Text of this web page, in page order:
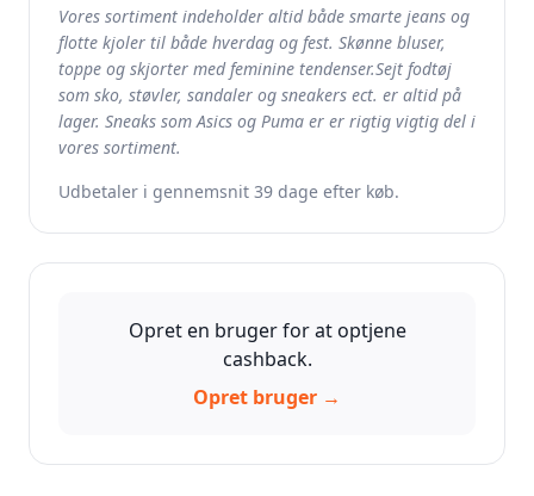
Vores sortiment indeholder altid både smarte jeans og
flotte kjoler til både hverdag og fest. Skønne bluser,
toppe og skjorter med feminine tendenser.Sejt fodtøj
som sko, støvler, sandaler og sneakers ect. er altid på
lager. Sneaks som Asics og Puma er er rigtig vigtig del i
vores sortiment.
Udbetaler i gennemsnit 39 dage efter køb.
Opret en bruger for at optjene
cashback.
Opret bruger →